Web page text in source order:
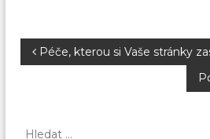
N
v
Péče, kterou si Vaše stránky
H